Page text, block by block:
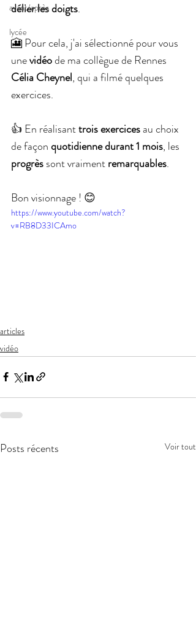
avant/après
lycée
délier les doigts.
🎦 Pour cela, j'ai sélectionné pour vous
une vidéo de ma collègue de Rennes
Célia Cheynel, qui a filmé quelques
exercices.
👍 En réalisant trois exercices au choix
de façon quotidienne durant 1 mois, les
progrès sont vraiment remarquables.
Bon visionnage ! 😊
https://www.youtube.com/watch?
v=RB8D33ICAmo
articles
vidéo
Posts récents Voir tout